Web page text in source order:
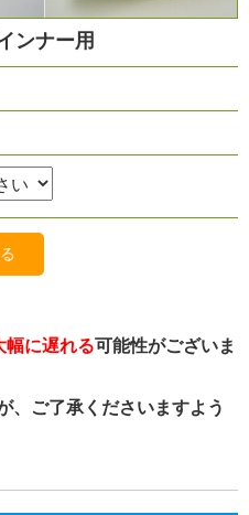
ンナー用
幅に遅れる可能性がございま
ご了承くださいますよう